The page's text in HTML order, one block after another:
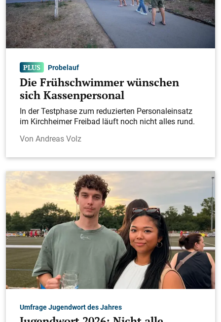
Probelauf
Die Frühschwimmer wünschen
sich Kassenpersonal
In der Testphase zum reduzierten Personaleinsatz
im Kirchheimer Freibad läuft noch nicht alles rund.
Andreas Volz
Umfrage Jugendwort des Jahres